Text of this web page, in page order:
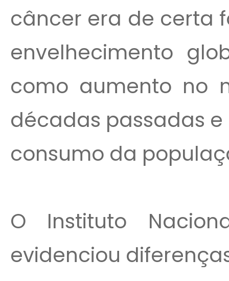
câncer era de certa
envelhecimento
como aumento no
décadas passadas
consumo da
O Instituto
evidenciou